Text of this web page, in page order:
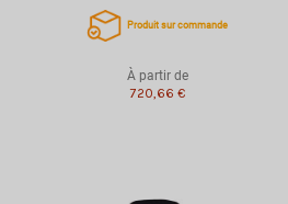
Produit sur commande
À partir de
720,66 €